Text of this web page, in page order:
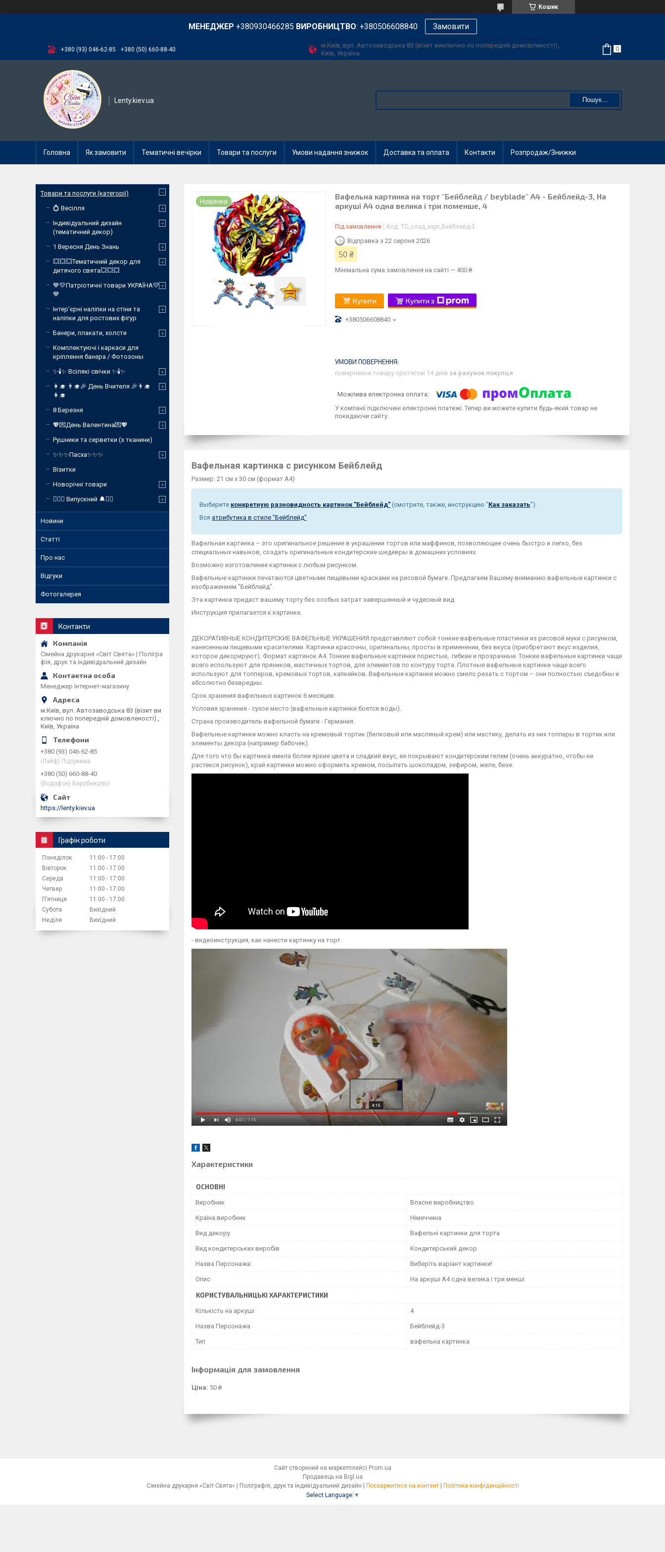
Кошик
МЕНЕДЖЕР +380930466285 ВИРОБНИЦТВО: +380506608840 Замовити
+380 (93) 046-62-85 +380 (50) 660-88-40
м.Київ, вул. Автозаводська 83 (візит виключно по попередній домовленості).,
Київ, Україна
Lenty.kiev.ua Пошук...
Головна Як замовити Тематичні вечірки Товари та послуги Умови надання знижок Доставка та оплата Контакти Розпродаж/Знижки
Новинка
Вафельна картинка на торт "Бейблейд / beyblade" А4 - Бейблейд-3, На
аркуші А4 одна велика і три поменше, 4
Під замовлення Код: ТС_слад_карт_Бейблейд-3
Відправка з 22 серпня 2026
50 ₴
Мінімальна сума замовлення на сайті — 400 ₴
Купити Купити з
+380506608840
повернення товару протягом 14 днів за рахунок покупця
У компанії підключені електронні платежі. Тепер ви можете купити будь-який товар не
покидаючи сайту.
Вафельная картинка с рисунком Бейблейд
Размер: 21 см х 30 см (формат А4)
Выберите конкретную разновидность картинок "Бейблейд" (смотрите, также, инструкцию "Как заказать").
Вся атрибутика в стиле "Бейблейд"
Вафельная картинка – это оригинальное решение в украшении тортов или маффинов, позволяющее очень быстро и легко, без
специальных навыков, создать оригинальные кондитерские шедевры в домашних условиях.
Возможно изготовление картинки с любым рисунком.
Вафельные картинки печатаются цветными пищевыми красками на рисовой бумаге. Предлагаем Вашему вниманию вафельные картинки с
изображением "Бейблейд".
Эта картинка придаст вашему торту без особых затрат завершенный и чудесный вид.
Инструкция прилагается к картинке.
ДЕКОРАТИВНЫЕ КОНДИТЕРСКИЕ ВАФЕЛЬНЫЕ УКРАШЕНИЯ представляют собой тонкие вафельные пластинки из рисовой муки с рисунком,
нанесенным пищевыми красителями. Картинки красочны, оригинальны, просты в применении, без вкуса (приобретают вкус изделия,
которое декорируют). Формат картинок А4. Тонкие вафельные картинки пористые, гибкие и прозрачные. Тонкие вафельные картинки чаще
всего используют для пряников, мастичных тортов, для элементов по контуру торта. Плотные вафельные картинки чаще всего
используют для топперов, кремовых тортов, капкейков. Вафельные картинки можно смело резать с тортом – они полностью съедобны и
абсолютно безвредны.
Срок хранения вафельных картинок 6 месяцев.
Условия хранения - сухое место (вафельные картинки боятся воды).
Страна производитель вафельной бумаги - Германия.
Вафельные картинки можно класть на кремовый тортик (белковый или масляный крем) или мастику, делать из них топперы в тортик или
элементы декора (например бабочек).
Для того что бы картинка имела более яркие цвета и сладкий вкус, ее покрывают кондитерским гелем (очень аккуратно, чтобы не
растекся рисунок), край картинки можно оформить кремом, посыпать шоколадом, зефиром, желе, безе.
- видеоинструкция, как нанести картинку на торт.
Характеристики
ОСНОВНІ
Виробник Власне виробництво
Країна виробник Німеччина
Вид декору Вафельні картинки для торта
Вид кондитерських виробів Кондитерський декор
Назва Персонажа: Виберіть варіант картинки!
Опис На аркуші А4 одна велика і три менші
КОРИСТУВАЛЬНИЦЬКІ ХАРАКТЕРИСТИКИ
Кількість на аркуші 4
Назва Персонажа Бейблейд-3
Тип вафельна картинка
Інформація для замовлення
Ціна: 50 ₴
Товари та послуги (категорії)
💍 Весілля
Індивідуальний дизайн
(тематичний декор)
1 Вересня День Знань
💥💥💥Тематичний декор для
дитячого свята💥💥💥
💙💛Патріотичні товари УКРАЇНА💛
💙
Інтер’єрні наліпки на стіни та
наліпки для ростових фігур
Банери, плакати, холсти
Комплектуючі і каркаси для
кріплення банера / Фотозоны
✨🕯️✨ Всілякі свічки ✨🕯️✨
👩‍🎓 👨‍🎓🎉 День Вчителя 🎉👨‍🎓
👩‍🎓
8 Березня
💖💌День Валентина💌💖
Рушники та серветки (з тканини)
✨✨✨Пасха✨✨✨
Візитки
Новорічні товари
❤️‍🔥🔔 Випускний 🔔❤️‍🔥
Новини
Статті
Про нас
Відгуки
Фотогалерея
Контакти
Сімейна друкарня «Світ Свята» | Полігра
фія, друк та індивідуальний дизайн
Менеджер Інтернет-магазину
м.Київ, вул. Автозаводська 83 (візит ви
ключно по попередній домовленості).,
Київ, Україна
+380 (93) 046-62-85
(Лайф) Підтримка
+380 (50) 660-88-40
(Водафон) Виробництво
https://lenty.kiev.ua
Графік роботи
Понеділок 11:00
17:00
Вівторок
11:00
17:00
Середа
11:00
17:00
Четвер
11:00
17:00
Пʼятниця
11:00
17:00
Субота
Вихідний
Неділя
Вихідний
Сайт створений на маркетплейсі Prom.ua
Продавець на Bigl.ua
Сімейна друкарня «Світ Свята» | Поліграфія, друк та індивідуальний дизайн | Поскаржитися на контент | Політика конфіденційності
Select Language ▼